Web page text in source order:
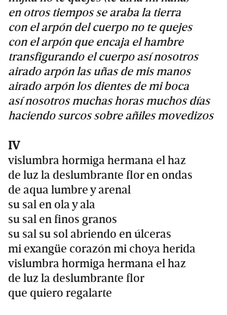
en otros tiempos se araba la tierra
con el arpón del cuerpo no te quejes
con el arpón que encaja el hambre
transfigurando el cuerpo así nosotros
airado arpón las uñas de mis manos
airado arpón los dientes de mi boca
así nosotros muchas horas muchos días
haciendo surcos sobre añiles movedizos
IV
vislumbra hormiga hermana el haz
de luz la deslumbrante flor en ondas
de aqua lumbre y arenal
su sal en ola y ala
su sal en finos granos
su sal su sol abriendo en úlceras
mi exangüe corazón mi choya herida
vislumbra hormiga hermana el haz
de luz la deslumbrante flor
que quiero regalarte